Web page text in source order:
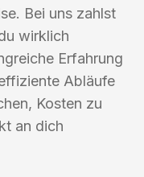
Bei uns zahlst
wirklich
Erfahrung
Abläufe
Kosten zu
an dich